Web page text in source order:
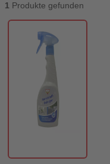
1 Produkte gefunden